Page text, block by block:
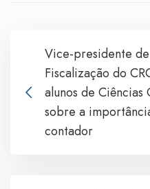
Vice-presidente
Fiscalização do
alunos de Ciências
sobre a
contador